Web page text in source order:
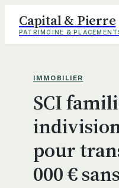
Capital & Pierre
PATRIMOINE &
Finance
Immobilier
Maison
Déco
IMMOBILIER
SCI
pour
000 €